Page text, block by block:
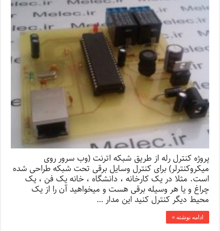
پروژه کنترل رله از طریق شبکه اترنت (وب سرور روی
میکروکنترلر) برای کنترل وسایل برقی تحت شبکه طراحی شده
است. مثلا در یک کارخانه ، دانشگاه ، خانه یک فن ، یک
چراغ و یا هر وسیله برقی هست و میخواهید آن را از یک
محیط دیگر کنترل کنید این مدار …
ادامه نوشته »